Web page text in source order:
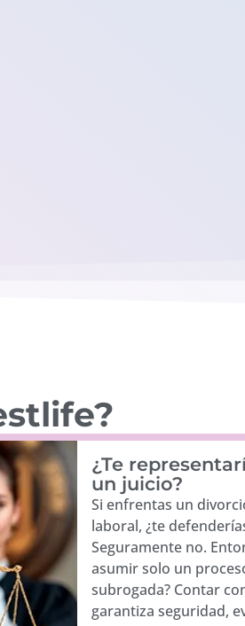
¿Te
un juicio?
Si enfrentas un
laboral, ¿te
Seguramente no.
asumir solo un
subrogada? Contar
garantiza seguridad,